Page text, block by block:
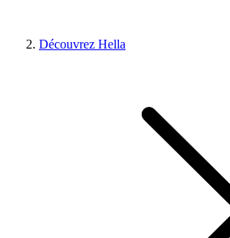
Découvrez Hella